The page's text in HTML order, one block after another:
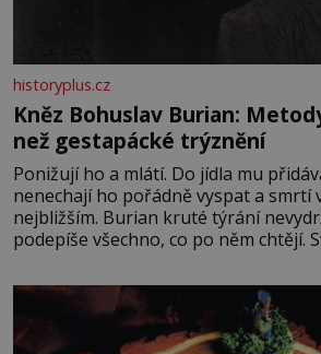
historyplus.cz
Kněz Bohuslav Burian:
než gestapácké trýznění
Ponižují ho a mlátí. Do jídla mu
nenechají ho pořádně vyspat a smrtí
nejbližším. Burian kruté týrání
podepíše všechno, co po něm chtějí.
fyzický ani psychický nátlak. Syn
chce být knězem a